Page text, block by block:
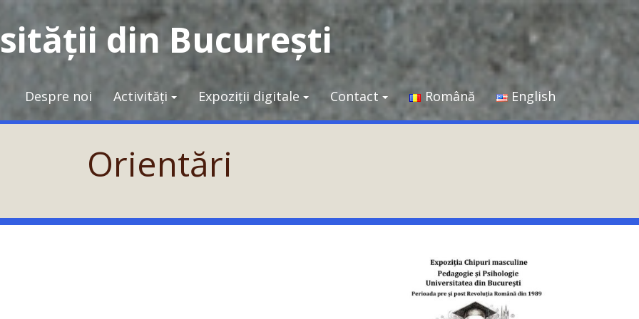
din București
Despre noi Activități Expoziții digitale Contact Română English
Orientări